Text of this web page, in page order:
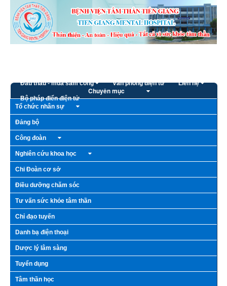
Truy cập nội dung luôn
Đấu thầu - mua sắm công Văn phòng điện tử Liên hệ
Bộ pháp điển điện tử
Chuyên mục
Tổ chức nhân sự
Đảng bộ
Công đoàn
Nghiên cứu khoa học
Chi Đoàn cơ sở
Điều dưỡng chăm sóc
Tư vấn sức khỏe tâm thần
Chỉ đạo tuyến
Danh bạ điện thoại
Dược lý lâm sàng
Tuyển dụng
Tâm thần học